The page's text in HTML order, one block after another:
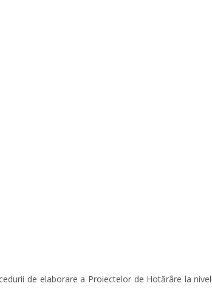
de elaborare a Proiectelor de Hotărâre la